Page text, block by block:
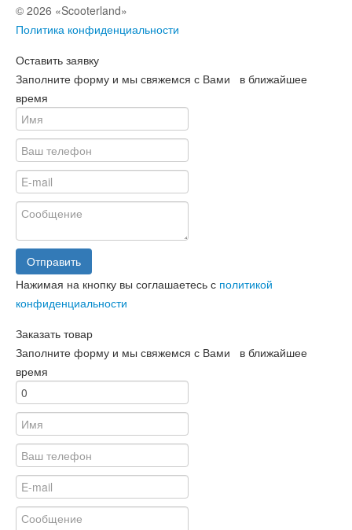
© 2026 «Scooterland»
Политика конфиденциальности
Оставить заявку
Заполните форму и мы свяжемся с Вами в ближайшее
время
Отправить
Нажимая на кнопку вы соглашаетесь с политикой
конфиденциальности
Заказать товар
Заполните форму и мы свяжемся с Вами в ближайшее
время